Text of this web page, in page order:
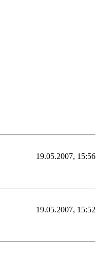
19.05.2007, 15:56
19.05.2007, 15:52